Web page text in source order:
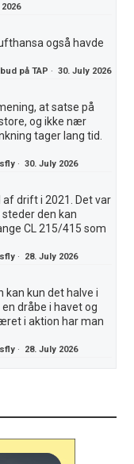
også havde
på TAP ·30. July 2026
at satse på
og ikke nær
tager lang tid.
·30. July 2026
af drift i 2021. Det var
den kan
CL 215/415 som
· 28. July 2026
kan kun det halve i
dråbe i havet og
i aktion har man
· 28. July 2026